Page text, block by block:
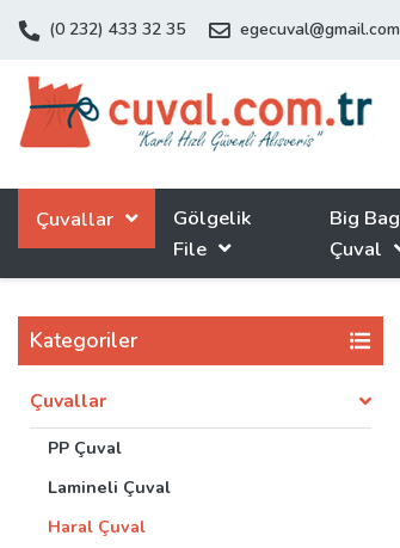
(0 232) 433 32 35 egecuval@gmail.com
Çuvallar
Gölgelik
File
Big Bag
Çuval
Kategoriler
Çuvallar
PP Çuval
Lamineli Çuval
Haral Çuval